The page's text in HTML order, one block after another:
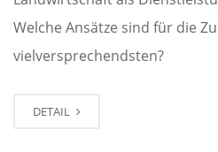
Welche Ansätze sind für die
vielversprechendsten?
DETAIL